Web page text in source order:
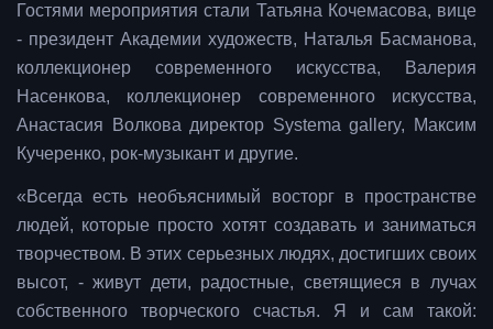
Гостями мероприятия стали Татьяна Кочемасова, вице
- президент Академии художеств, Наталья Басманова,
коллекционер современного искусства, Валерия
Насенкова, коллекционер современного искусства,
Анастасия Волкова директор Systema gallery, Максим
Кучеренко, рок-музыкант и другие.
«Всегда есть необъяснимый восторг в пространстве
людей, которые просто хотят создавать и заниматься
творчеством. В этих серьезных людях, достигших своих
высот, - живут дети, радостные, светящиеся в лучах
собственного творческого счастья. Я и сам такой: